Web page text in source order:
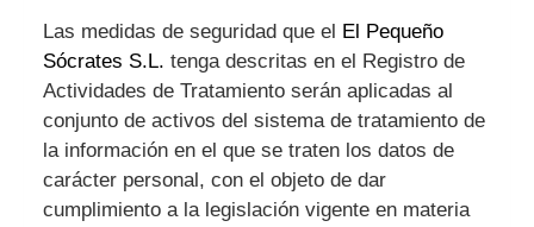
Las medidas de seguridad que el El Pequeño
Sócrates S.L. tenga descritas en el Registro de
Actividades de Tratamiento serán aplicadas al
conjunto de activos del sistema de tratamiento de
la información en el que se traten los datos de
carácter personal, con el objeto de dar
cumplimiento a la legislación vigente en materia